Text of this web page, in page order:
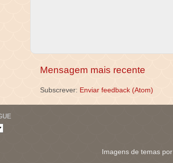
Mensagem mais recente
Subscrever: Enviar feedback (Atom)
Imagens de temas por